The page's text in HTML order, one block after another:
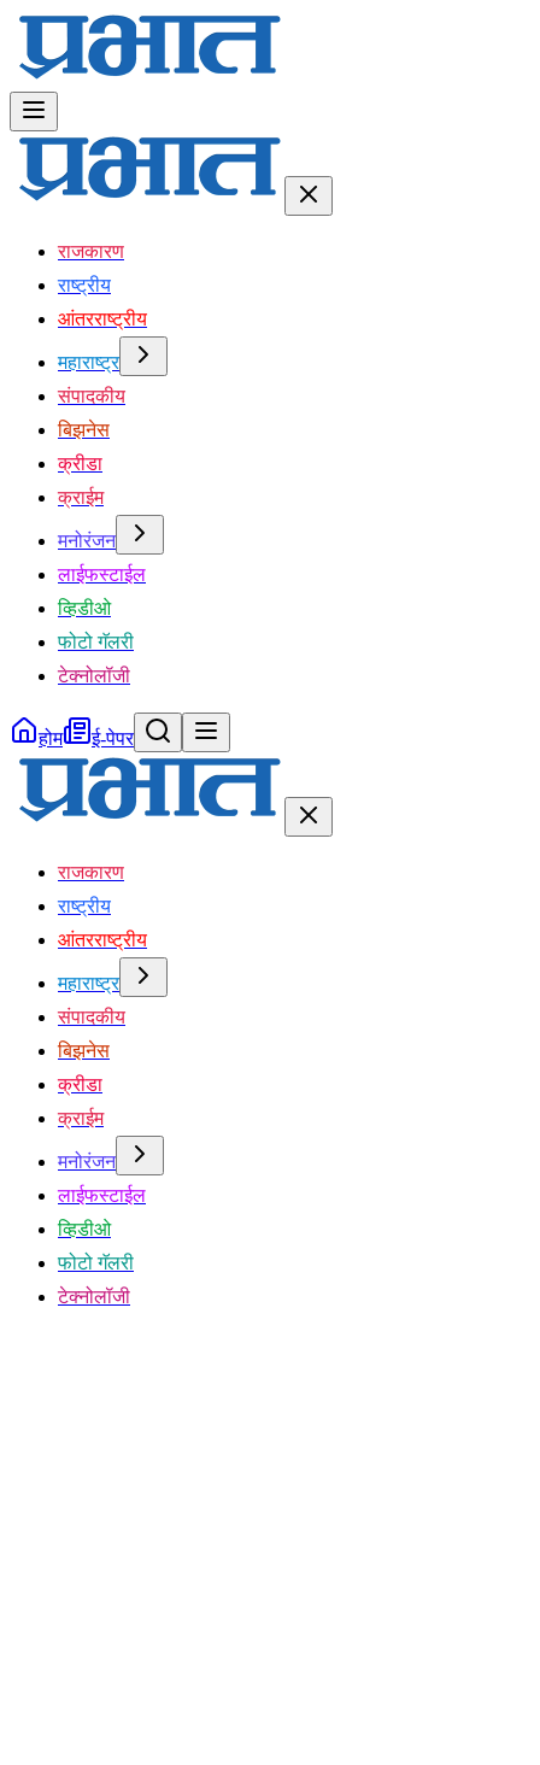
राजकारण
राष्ट्रीय
आंतरराष्ट्रीय
महाराष्ट्र
संपादकीय
बिझनेस
क्रीडा
क्राईम
मनोरंजन
लाईफस्टाईल
व्हिडीओ
फोटो गॅलरी
टेक्नोलॉजी
होम ई-पेपर
राजकारण
राष्ट्रीय
आंतरराष्ट्रीय
महाराष्ट्र
संपादकीय
बिझनेस
क्रीडा
क्राईम
मनोरंजन
लाईफस्टाईल
व्हिडीओ
फोटो गॅलरी
टेक्नोलॉजी